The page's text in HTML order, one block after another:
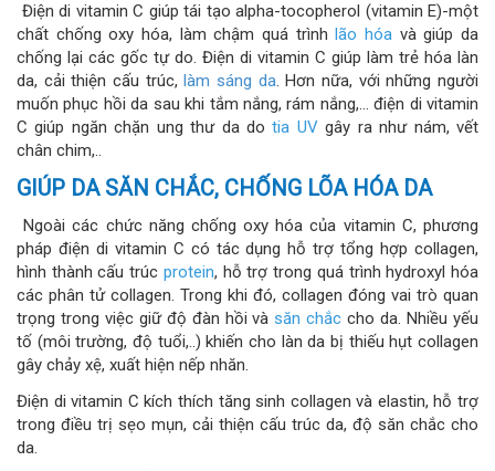
Điện di vitamin C giúp tái tạo alpha-tocopherol (vitamin E)-một
chất chống oxy hóa, làm chậm quá trìnhlão hóa và giúp da
chống lại các gốc tự do. Điện di vitamin C giúp làm trẻ hóa làn
da, cải thiện cấu trúc, làm sáng da. Hơn nữa, với những người
muốn phục hồi da sau khi tắm nắng, rám nắng,… điện di vitamin
C giúp ngăn chặn ung thư da dotia UVgây ra như nám, vết
chân chim,..
GIÚP DA SĂN CHẮC, CHỐNG LÕA HÓA DA
Ngoài các chức năng chống oxy hóa của vitamin C, phương
pháp điện di vitamin C có tác dụng hỗ trợ tổng hợp collagen,
hình thành cấu trúc protein, hỗ trợ trong quá trình hydroxyl hóa
các phân tử collagen. Trong khi đó, collagen đóng vai trò quan
trọng trong việc giữ độ đàn hồi vàsăn chắc cho da. Nhiều yếu
tố (môi trường, độ tuổi,..) khiến cho làn da bị thiếu hụt collagen
gây chảy xệ, xuất hiện nếp nhăn.
Điện di vitamin C kích thích tăng sinh collagen và elastin, hỗ trợ
trong điều trị sẹo mụn, cải thiện cấu trúc da, độ săn chắc cho
da.